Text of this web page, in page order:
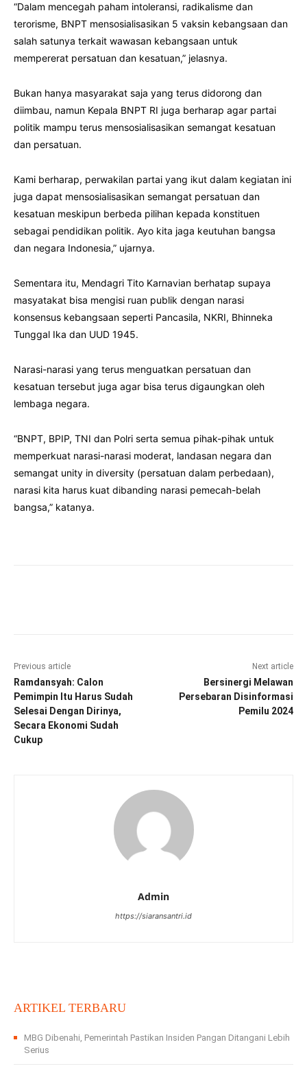
“Dalam mencegah paham intoleransi, radikalisme dan
terorisme, BNPT mensosialisasikan 5 vaksin kebangsaan dan
salah satunya terkait wawasan kebangsaan untuk
mempererat persatuan dan kesatuan,” jelasnya.
Bukan hanya masyarakat saja yang terus didorong dan
diimbau, namun Kepala BNPT RI juga berharap agar partai
politik mampu terus mensosialisasikan semangat kesatuan
dan persatuan.
Kami berharap, perwakilan partai yang ikut dalam kegiatan ini
juga dapat mensosialisasikan semangat persatuan dan
kesatuan meskipun berbeda pilihan kepada konstituen
sebagai pendidikan politik. Ayo kita jaga keutuhan bangsa
dan negara Indonesia,” ujarnya.
Sementara itu, Mendagri Tito Karnavian berhatap supaya
masyatakat bisa mengisi ruan publik dengan narasi
konsensus kebangsaan seperti Pancasila, NKRI, Bhinneka
Tunggal Ika dan UUD 1945.
Narasi-narasi yang terus menguatkan persatuan dan
kesatuan tersebut juga agar bisa terus digaungkan oleh
lembaga negara.
“BNPT, BPIP, TNI dan Polri serta semua pihak-pihak untuk
memperkuat narasi-narasi moderat, landasan negara dan
semangat unity in diversity (persatuan dalam perbedaan),
narasi kita harus kuat dibanding narasi pemecah-belah
bangsa,” katanya.
Previous article
Ramdansyah: Calon
Pemimpin Itu Harus Sudah
Selesai Dengan Dirinya,
Secara Ekonomi Sudah
Cukup
Next article
Bersinergi Melawan
Persebaran Disinformasi
Pemilu 2024
Admin
https://siaransantri.id
ARTIKEL TERBARU
MBG Dibenahi, Pemerintah Pastikan Insiden Pangan Ditangani Lebih
Serius